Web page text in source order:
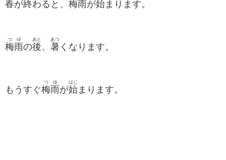
春が終わると、 梅雨が始 まります。
梅雨
つゆ
の後
あと
、 暑
あつ
くなります。
もうすぐ梅雨
つゆ
が始
はじ
まります。